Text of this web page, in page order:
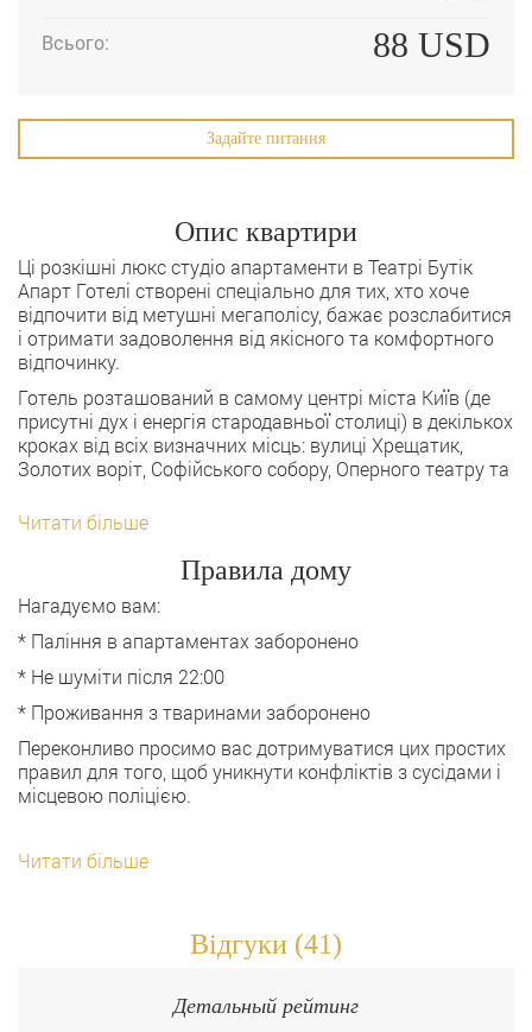
Всього: 88 USD
Задайте питання
Опис квартири
Ці розкішні люкс студіо апартаменти в Театрі Бутік
Апарт Готелі створені спеціально для тих, хто хоче
відпочити від метушні мегаполісу, бажає розслабитися
і отримати задоволення від якісного та комфортного
відпочинку.
Готель розташований в самому центрі міста Київ (де
присутні дух і енергія стародавньої столиці) в декількох
кроках від всіх визначних місць: вулиці Хрещатик,
Золотих воріт, Софійського собору, Оперного театру та
Читати більше
Правила дому
Нагадуємо вам:
* Паління в апартаментах заборонено
* Не шуміти після 22:00
* Проживання з тваринами заборонено
Переконливо просимо вас дотримуватися цих простих
правил для того, щоб уникнути конфліктів з сусідами і
місцевою поліцією.
Читати більше
Відгуки (41)
Детальный рейтинг